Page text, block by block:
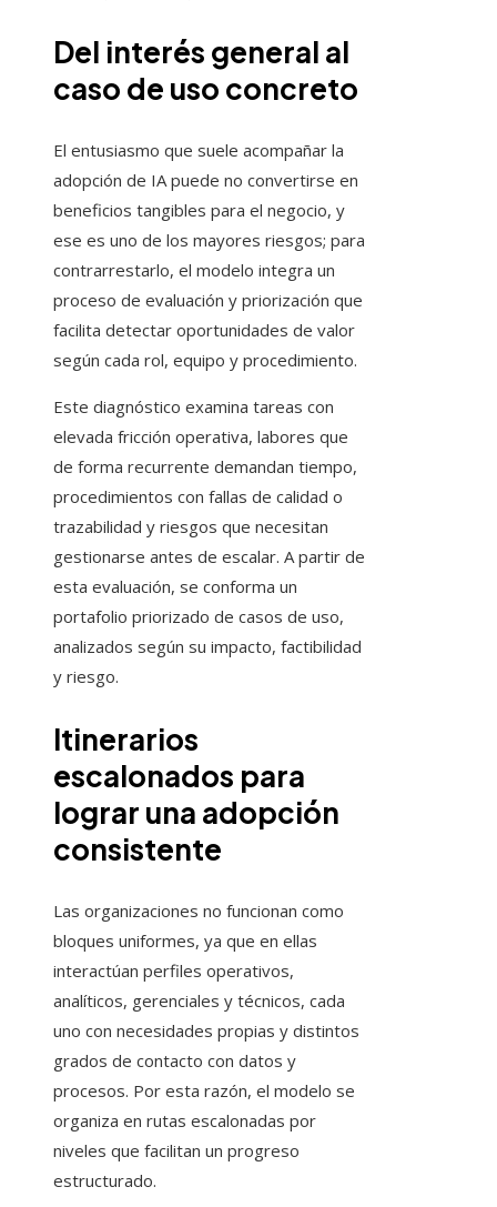
Del interés general al
caso de uso concreto
El entusiasmo que suele acompañar la
adopción de IA puede no convertirse en
beneficios tangibles para el negocio, y
ese es uno de los mayores riesgos; para
contrarrestarlo, el modelo integra un
proceso de evaluación y priorización que
facilita detectar oportunidades de valor
según cada rol, equipo y procedimiento.
Este diagnóstico examina tareas con
elevada fricción operativa, labores que
de forma recurrente demandan tiempo,
procedimientos con fallas de calidad o
trazabilidad y riesgos que necesitan
gestionarse antes de escalar. A partir de
esta evaluación, se conforma un
portafolio priorizado de casos de uso,
analizados según su impacto, factibilidad
y riesgo.
Itinerarios
escalonados para
lograr una adopción
consistente
Las organizaciones no funcionan como
bloques uniformes, ya que en ellas
interactúan perfiles operativos,
analíticos, gerenciales y técnicos, cada
uno con necesidades propias y distintos
grados de contacto con datos y
procesos. Por esta razón, el modelo se
organiza en rutas escalonadas por
niveles que facilitan un progreso
estructurado.